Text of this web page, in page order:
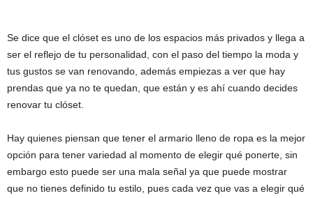
Se dice que el clóset es uno de los espacios más privados y llega a
ser el reflejo de tu personalidad, con el paso del tiempo la moda y
tus gustos se van renovando, además empiezas a ver que hay
prendas que ya no te quedan, que están y es ahí cuando decides
renovar tu clóset.
Hay quienes piensan que tener el armario lleno de ropa es la mejor
opción para tener variedad al momento de elegir qué ponerte, sin
embargo esto puede ser una mala señal ya que puede mostrar
que no tienes definido tu estilo, pues cada vez que vas a elegir qué